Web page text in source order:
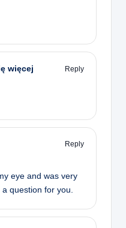
więcej
Reply
Reply
eye and was very
question for you.